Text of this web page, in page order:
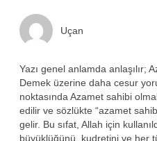
Uçan
Yazı genel anlamda anlaşılır;
Demek üzerine daha cesur
noktasında Azamet sahibi
edilir ve sözlükte “azamet
gelir. Bu sıfat, Allah için
büyüklüğünü, kudretini ve her